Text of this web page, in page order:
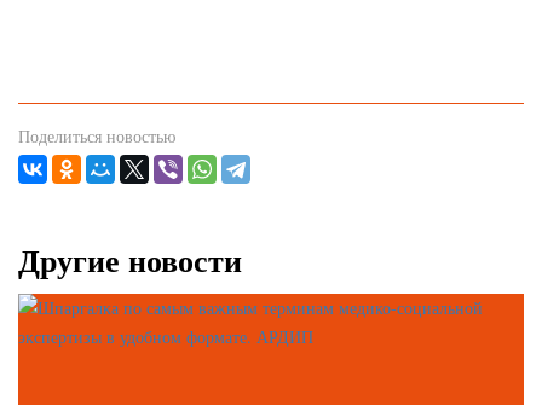
Поделиться новостью
Другие новости